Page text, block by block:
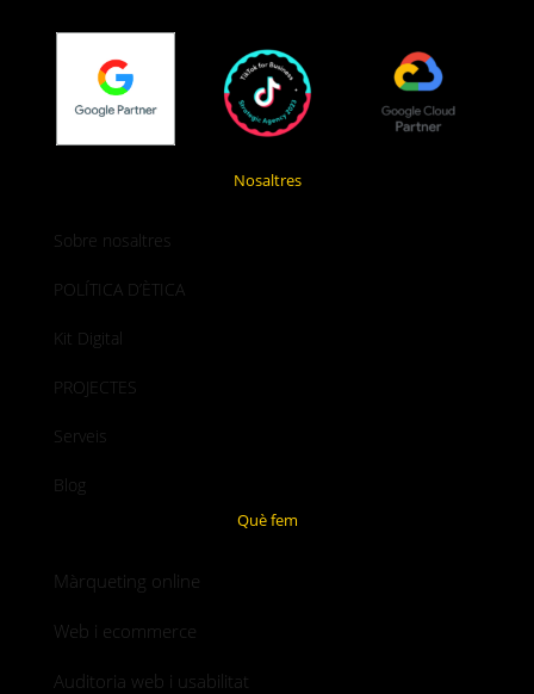
Nosaltres
Sobre nosaltres
POLÍTICA D’ÈTICA
Kit Digital
PROJECTES
Serveis
Blog
Què fem
Màrqueting online
Web i ecommerce
Auditoria web i usabilitat